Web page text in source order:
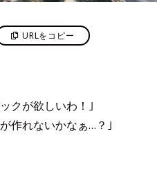
URLをコピー
クが欲しいわ！｣
作れないかなぁ…？｣